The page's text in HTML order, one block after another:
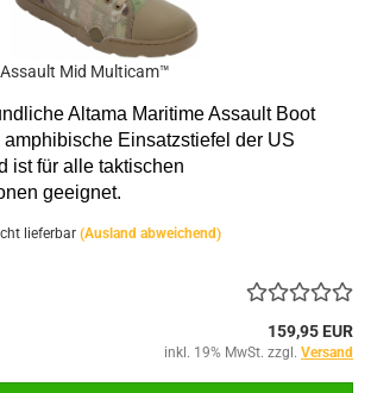
Mid Multicam™
Altama Maritime Assault Boot
Einsatzstiefel der US
ist für alle taktischen
geeignet.
lieferbar (Ausland abweichend)
159,95 EUR
inkl. 19% MwSt. zzgl. Versand